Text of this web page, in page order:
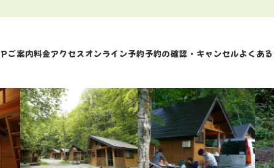
ご案内料金アクセスオンライン予約予約の確認・キャンセルよくあ